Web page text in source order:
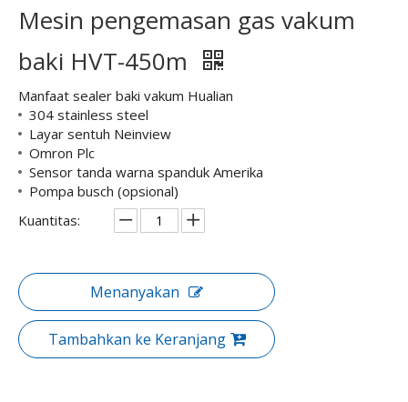
Mesin pengemasan gas vakum
baki HVT-450m
Manfaat sealer baki vakum Hualian
304 stainless steel
Layar sentuh Neinview
Omron Plc
Sensor tanda warna spanduk Amerika
Pompa busch (opsional)
Kuantitas:
Menanyakan
Tambahkan ke Keranjang